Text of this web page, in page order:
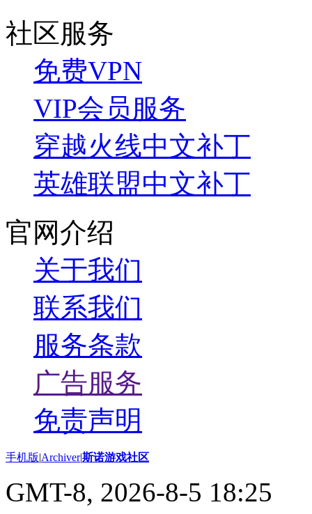
社区服务
免费VPN
VIP会员服务
穿越火线中文补丁
英雄联盟中文补丁
官网介绍
关于我们
联系我们
服务条款
广告服务
免责声明
手机版|Archiver|斯诺游戏社区
GMT-8, 2026-8-5 18:25